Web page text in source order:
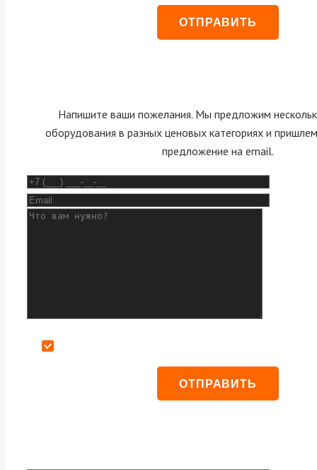
Напишите ваши пожелания. Мы предложим
оборудования в разных ценовых категориях и
предложение на email.